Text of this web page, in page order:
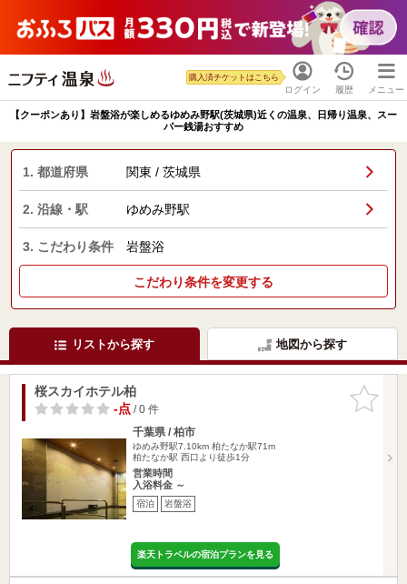
ログイン
購入済チケットはこちら
履歴 メニュー
【クーポンあり】岩盤浴が楽しめるゆめみ野駅(茨城県)近くの温泉、日帰り温泉、スー
パー銭湯おすすめ
1. 都道府県 関東 / 茨城県
2. 沿線・駅 ゆめみ野駅
3. こだわり条件 岩盤浴
こだわり条件を変更する
リストから探す 地図から探す
お気に入
りに追加
桜スカイホテル柏
-点/ 0 件
千葉県 / 柏市
ゆめみ野駅7.10km 柏たなか駅71m
柏たなか駅 西口より徒歩1分
営業時間
入浴料金 ～
宿泊 岩盤浴
楽天トラベルの宿泊プランを見る